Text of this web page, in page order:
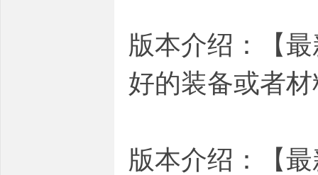
版本介绍：【
好的装备或者
版本介绍：【